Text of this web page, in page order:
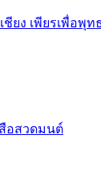
ยง เพียรเพื่อพุ